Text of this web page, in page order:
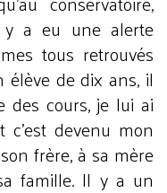
y a eu une alerte
tous retrouvés
élève de dix ans, il
des cours, je lui ai
devenu mon
frère, à sa mère
famille. Il y a un